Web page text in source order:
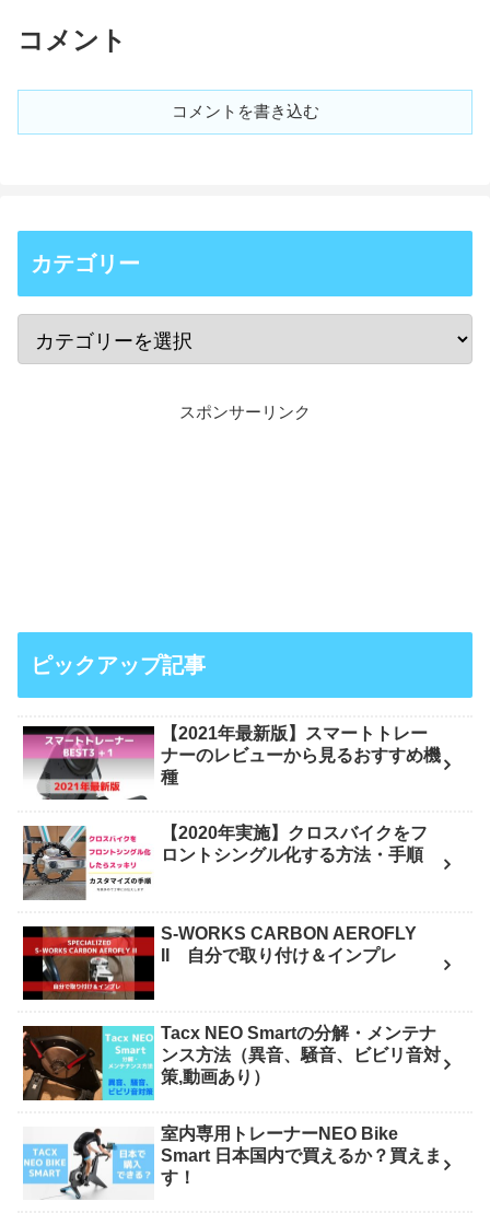
コメント
コメントを書き込む
カテゴリー
スポンサーリンク
ピックアップ記事
【2021年最新版】スマートトレー
ナーのレビューから見るおすすめ機
種
【2020年実施】クロスバイクをフ
ロントシングル化する方法・手順
S-WORKS CARBON AEROFLY
II 自分で取り付け＆インプレ
Tacx NEO Smartの分解・メンテナ
ンス方法（異音、騒音、ビビリ音対
策,動画あり）
室内専用トレーナーNEO Bike
Smart 日本国内で買えるか？買えま
す！